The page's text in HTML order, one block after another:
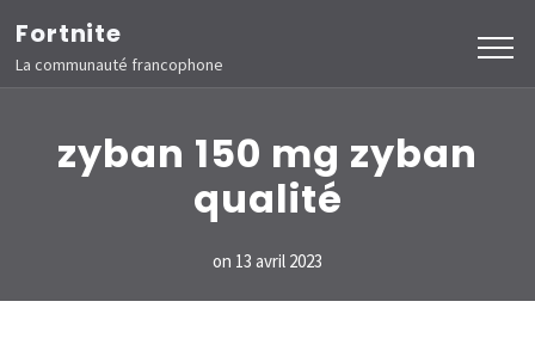
Aller
au
contenu
Entrée)
Fortnite
La communauté francophone
zyban 150 mg zyban
qualité
on 13 avril 2023